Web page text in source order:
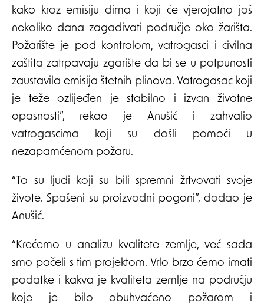
kako kroz emisiju dima i koji će vjerojatno još
nekoliko dana zagađivati područje oko žarišta.
Požarište je pod kontrolom, vatrogasci i civilna
zaštita zatrpavaju zgarište da bi se u potpunosti
zaustavila emisija štetnih plinova. Vatrogasac koji
je teže ozlijeđen je stabilno i izvan životne
opasnosti”, rekao je Anušić i zahvalio
vatrogascima koji su došli pomoći u
nezapamćenom požaru.
“To su ljudi koji su bili spremni žrtvovati svoje
živote. Spašeni su proizvodni pogoni”, dodao je
Anušić.
“Krećemo u analizu kvalitete zemlje, već sada
smo počeli s tim projektom. Vrlo brzo ćemo imati
podatke i kakva je kvaliteta zemlje na području
koje je bilo obuhvaćeno požarom i